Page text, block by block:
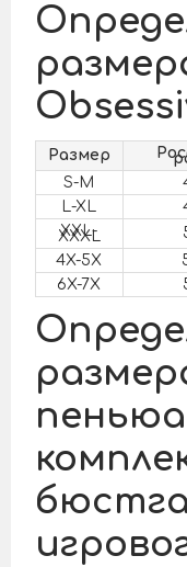
Размер
S-M
L-XL
XXL-
XXXL
4X-5X
6X-7X